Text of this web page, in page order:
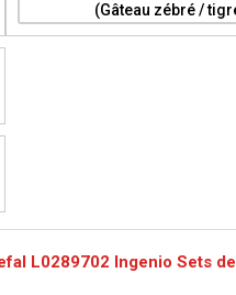
L0289702 Ingenio Sets